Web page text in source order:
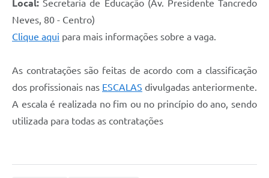
Local:Secretaria de Educação (Av. Presidente Tancredo
Neves, 80 - Centro)
Clique aqui para mais informações sobre a vaga.
As contratações são feitas de acordo com a classificação
dos profissionais nas ESCALAS divulgadas anteriormente.
A escala é realizada no fim ou no princípio do ano, sendo
utilizada para todas as contratações